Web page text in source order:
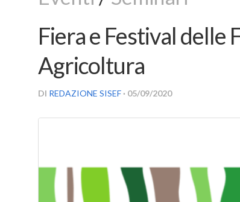
Fiera e Festival delle
Agricoltura
DI REDAZIONE SISEF· 05/09/2020